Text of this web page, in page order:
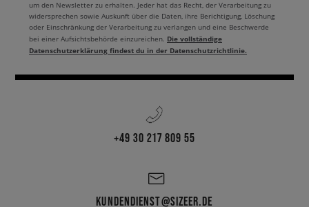
um den Newsletter zu erhalten. Jeder hat das Recht, der Verarbeitung zu
widersprechen sowie Auskunft über die Daten, ihre Berichtigung, Löschung
oder Einschränkung der Verarbeitung zu verlangen und eine Beschwerde
bei einer Aufsichtsbehörde einzureichen. Die vollständige
Datenschutzerklärung findest du in der Datenschutzrichtlinie.
+49 30 217 809 55
KUNDENDIENST@SIZEER.DE